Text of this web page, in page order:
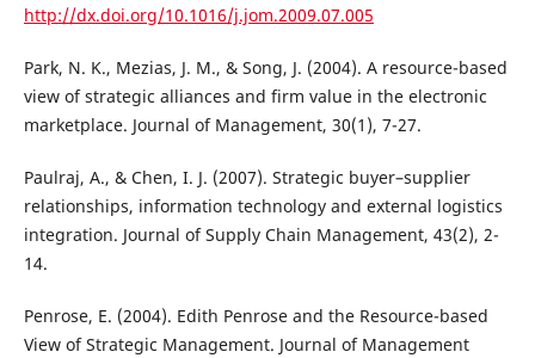
http://dx.doi.org/10.1016/j.jom.2009.07.005
Park, N. K., Mezias, J. M., & Song, J. (2004). A resource-based
view of strategic alliances and firm value in the electronic
marketplace. Journal of Management, 30(1), 7-27.
Paulraj, A., & Chen, I. J. (2007). Strategic buyer–supplier
relationships, information technology and external logistics
integration. Journal of Supply Chain Management, 43(2), 2-
14.
Penrose, E. (2004). Edith Penrose and the Resource-based
View of Strategic Management. Journal of Management